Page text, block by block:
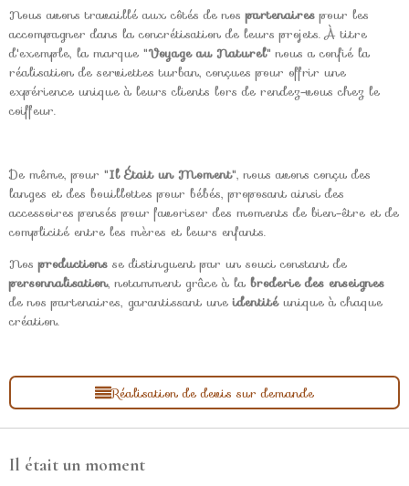
Nous avons travaillé aux côtés de nospartenairespour les
accompagner dans la concrétisation de leurs projets. À titre
d'exemple, la marque "Voyage au Naturel" nous a confié la
réalisation de serviettes turban, conçues pour offrir une
expérience unique à leurs clients lors de rendez-vous chez le
coiffeur.
De même, pour "Il Était un Moment", nous avons conçu des
langes et des bouillottes pour bébés, proposant ainsi des
accessoires pensés pour favoriser des moments de bien-être et de
complicité entre les mères et leurs enfants.
Nosproductions se distinguent par un souci constant de
personnalisation, notamment grâce à la broderie des enseignes
de nos partenaires, garantissant uneidentitéunique à chaque
création.
Réalisation de devis sur demande
Il était un moment